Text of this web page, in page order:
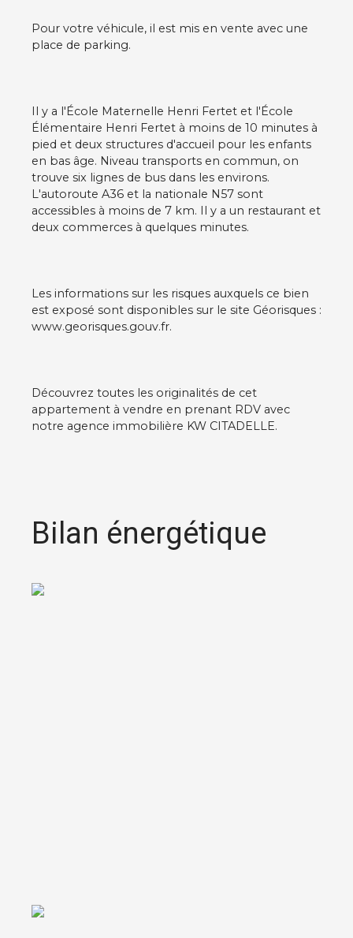
Pour votre véhicule, il est mis en vente avec une
place de parking.
Il y a l'École Maternelle Henri Fertet et l'École
Élémentaire Henri Fertet à moins de 10 minutes à
pied et deux structures d'accueil pour les enfants
en bas âge. Niveau transports en commun, on
trouve six lignes de bus dans les environs.
L'autoroute A36 et la nationale N57 sont
accessibles à moins de 7 km. Il y a un restaurant et
deux commerces à quelques minutes.
Les informations sur les risques auxquels ce bien
est exposé sont disponibles sur le site Géorisques :
www.georisques.gouv.fr.
Découvrez toutes les originalités de cet
appartement à vendre en prenant RDV avec
notre agence immobilière KW CITADELLE.
Bilan énergétique